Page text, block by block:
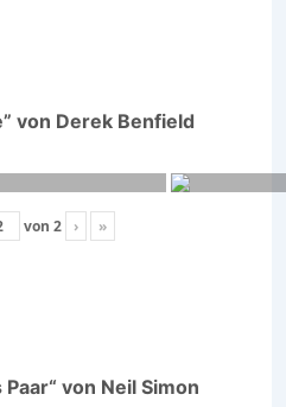
von Derek Benfield
von 2 › »
von Neil Simon